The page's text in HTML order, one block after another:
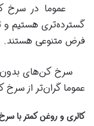
عموما در سرخ
گسترده‌تری هستیم
فرض متنوعی هستند.
سرخ کن‌های بدون
عموما گران‌تر از
کالری و روغن کمتر با